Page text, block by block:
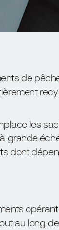
de
les
grande
dont
au long